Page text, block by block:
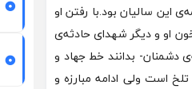
این سالیان بود.با رفتن او
او و دیگر شهدای حادثه‌ی
بدانند خط جهاد و
است ولی ادامه مبارزه و